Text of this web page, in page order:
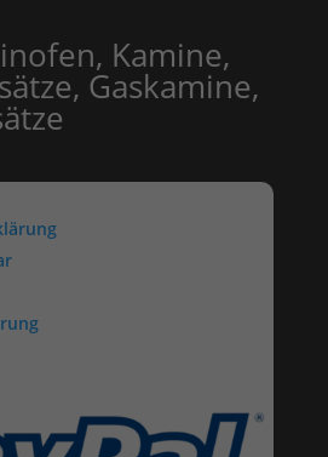
Kamine,
Gaskamine,